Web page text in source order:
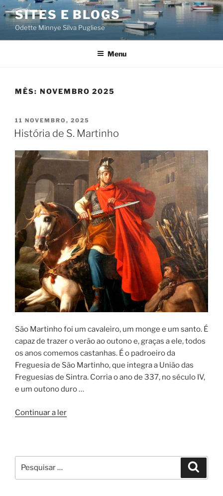
Saltar
para
conteúdo
SITES E BLOGS
Odette Minnye Silva Pugliese
Menu
MÊS: NOVEMBRO 2025
PUBLICADO
EM
11 NOVEMBRO, 2025
História de S. Martinho
São Martinho foi um cavaleiro, um monge e um santo. É
capaz de trazer o verão ao outono e, graças a ele, todos
os anos comemos castanhas. É o padroeiro da
Freguesia de São Martinho, que integra a União das
Freguesias de Sintra. Corria o ano de 337, no século IV,
e um outono duro …
Continuar a ler“História
por: